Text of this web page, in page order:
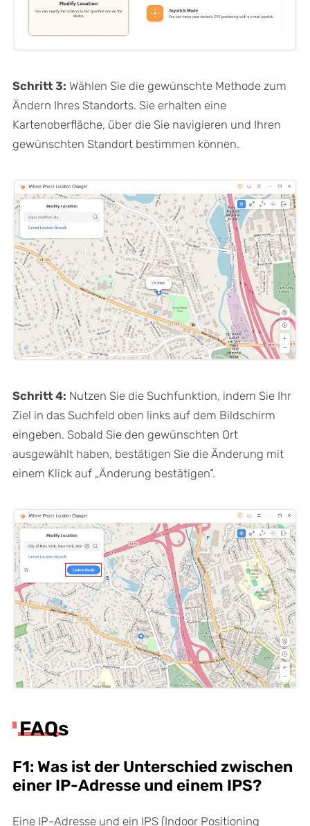
Schritt 3: Wählen Sie die gewünschte Methode zum
Ändern Ihres Standorts. Sie erhalten eine
Kartenoberfläche, über die Sie navigieren und Ihren
gewünschten Standort bestimmen können.
Schritt 4: Nutzen Sie die Suchfunktion, indem Sie Ihr
Ziel in das Suchfeld oben links auf dem Bildschirm
eingeben. Sobald Sie den gewünschten Ort
ausgewählt haben, bestätigen Sie die Änderung mit
einem Klick auf „Änderung bestätigen“.
FAQs
F1: Was ist der Unterschied zwischen
einer IP-Adresse und einem IPS?
Eine IP-Adresse und ein IPS (Indoor Positioning